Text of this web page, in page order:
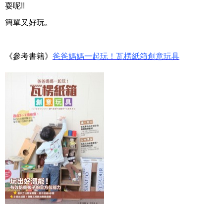
耍呢!!
簡單又好玩。
《參考書籍》 爸爸媽媽一起玩！瓦楞紙箱創意玩具